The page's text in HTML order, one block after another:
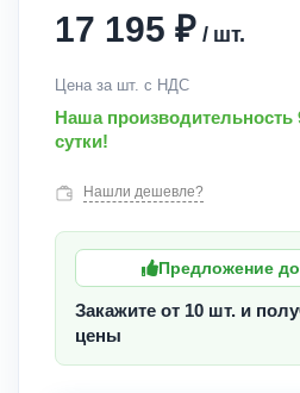
17 195 ₽ / шт.
Цена за шт. с НДС
Наша производительность
сутки!
Нашли дешевле?
Предложение до
Закажите от 10 шт. и
цены